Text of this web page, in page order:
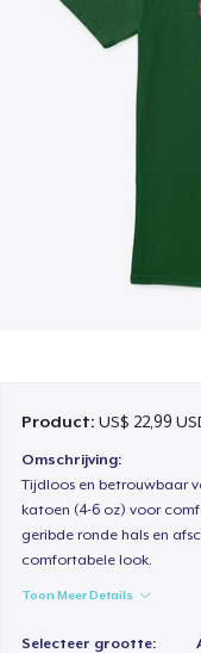
Product:US$ 22,99
Omschrijving:
Tijdloos en betrouwbaar
katoen (4-6 oz) voor
geribde ronde hals en
comfortabele look.
Toon Meer Details
Selecteer grootte: